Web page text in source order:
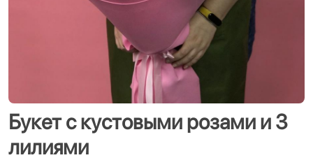
Букет с кустовыми розами и 3
лилиями